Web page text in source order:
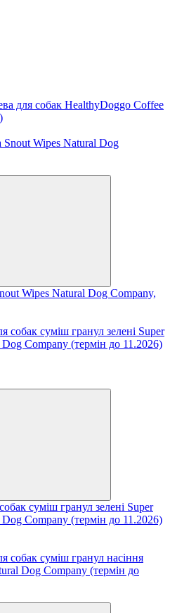
для собак HealthyDoggo Coffee
Wipes Natural Dog Company,
суміш гранул зелені Super
Company (термін до 11.2026)